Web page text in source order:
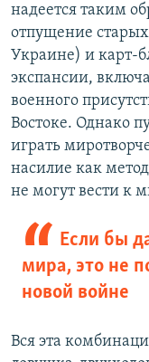
надеется таким
отпущение
Украине) и карт-
экспансии,
военного
Востоке. Однако
играть
насилие как
не могут вести к
Если бы
мира, это не
новой войне
Вся эта